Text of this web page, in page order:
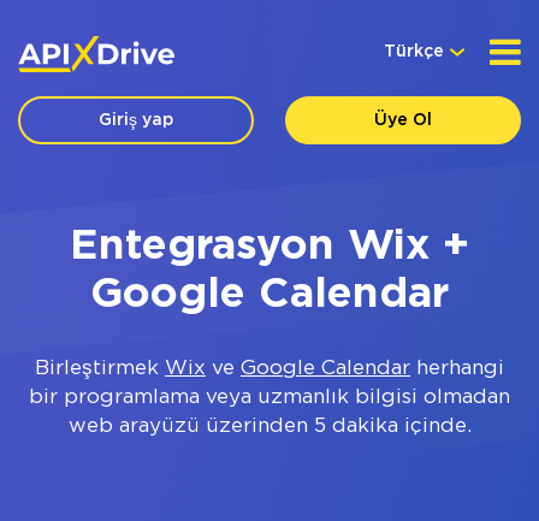
Türkçe
Giriş yap Üye Ol
Entegrasyon Wix +
Google Calendar
Birleştirmek Wix ve Google Calendar herhangi
bir programlama veya uzmanlık bilgisi olmadan
web arayüzü üzerinden 5 dakika içinde.